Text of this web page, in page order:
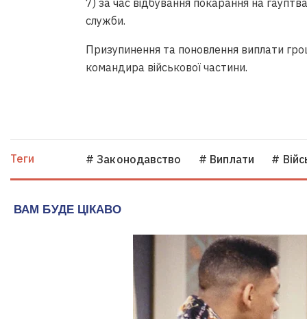
7) за час відбування покарання на
служби.
Призупинення та поновлення виплати
командира військової частини.
Теги # Законодавство # Виплати #